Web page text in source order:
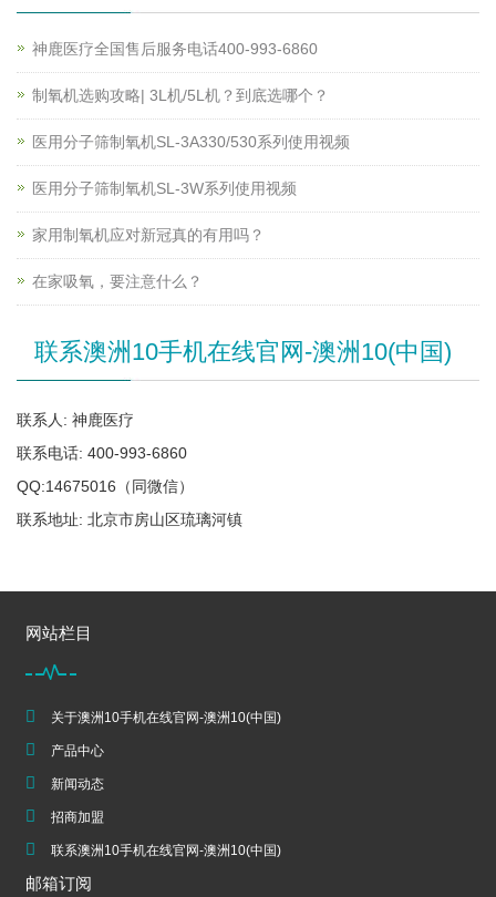
神鹿医疗全国售后服务电话400-993-6860
制氧机选购攻略| 3L机/5L机？到底选哪个？
医用分子筛制氧机SL-3A330/530系列使用视频
医用分子筛制氧机SL-3W系列使用视频
家用制氧机应对新冠真的有用吗？
在家吸氧，要注意什么？
联系澳洲10手机在线官网-澳洲10(中国)
联系人: 神鹿医疗
联系电话: 400-993-6860
QQ:14675016（同微信）
联系地址: 北京市房山区琉璃河镇
网站栏目
关于澳洲10手机在线官网-澳洲10(中国)
产品中心
新闻动态
招商加盟
联系澳洲10手机在线官网-澳洲10(中国)
邮箱订阅